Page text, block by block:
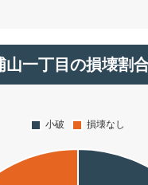
山一丁目の損壊割